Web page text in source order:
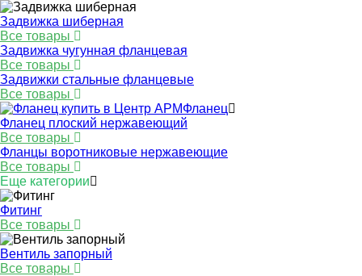
Задвижка шиберная
Все товары
Задвижка чугунная фланцевая
Все товары
Задвижки стальные фланцевые
Все товары
Фланец
Фланец плоский нержавеющий
Все товары
Фланцы воротниковые нержавеющие
Все товары
Еще категории
Фитинг
Все товары
Вентиль запорный
Все товары